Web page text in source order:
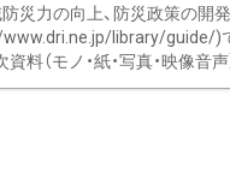
防災力の向上、防災政策の
library/guide/)で
料（モノ・紙・写真・映像音声